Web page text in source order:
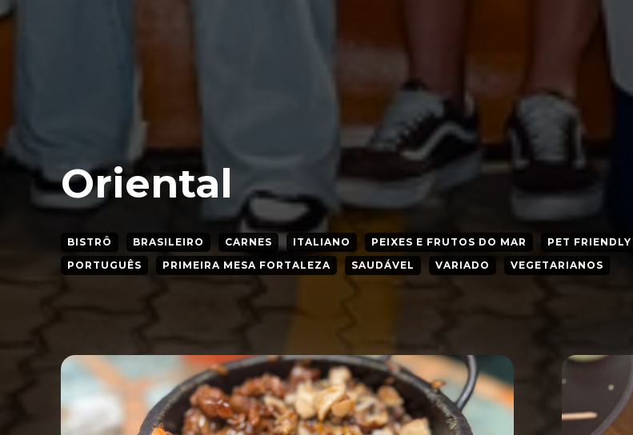
Oriental
BISTRÔ BRASILEIRO CARNES ITALIANO PEIXES E FRUTOS DO MAR
PET FRIENDLY
PORTUGUÊS
PRIMEIRA MESA FORTALEZA SAUDÁVEL VARIADO VEGETARIANOS